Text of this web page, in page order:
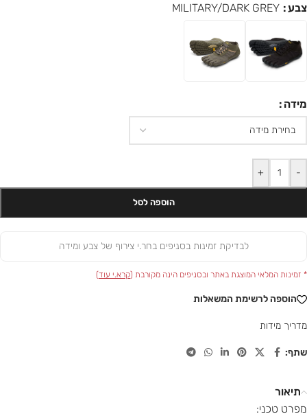
צבע MILITARY/DARK GREY
מידה
-
+
הוספה לסל
לבדיקת זמינות בסניפים בחר.י צירוף של צבע ומידה
* זמינות המלאי המוצגת באתר ובסניפים הינה מקורבת (קרא.י עוד)
הוספה לרשימת המשאלות
מדריך מידות
שתף:
תיאור
מפרט טכני: